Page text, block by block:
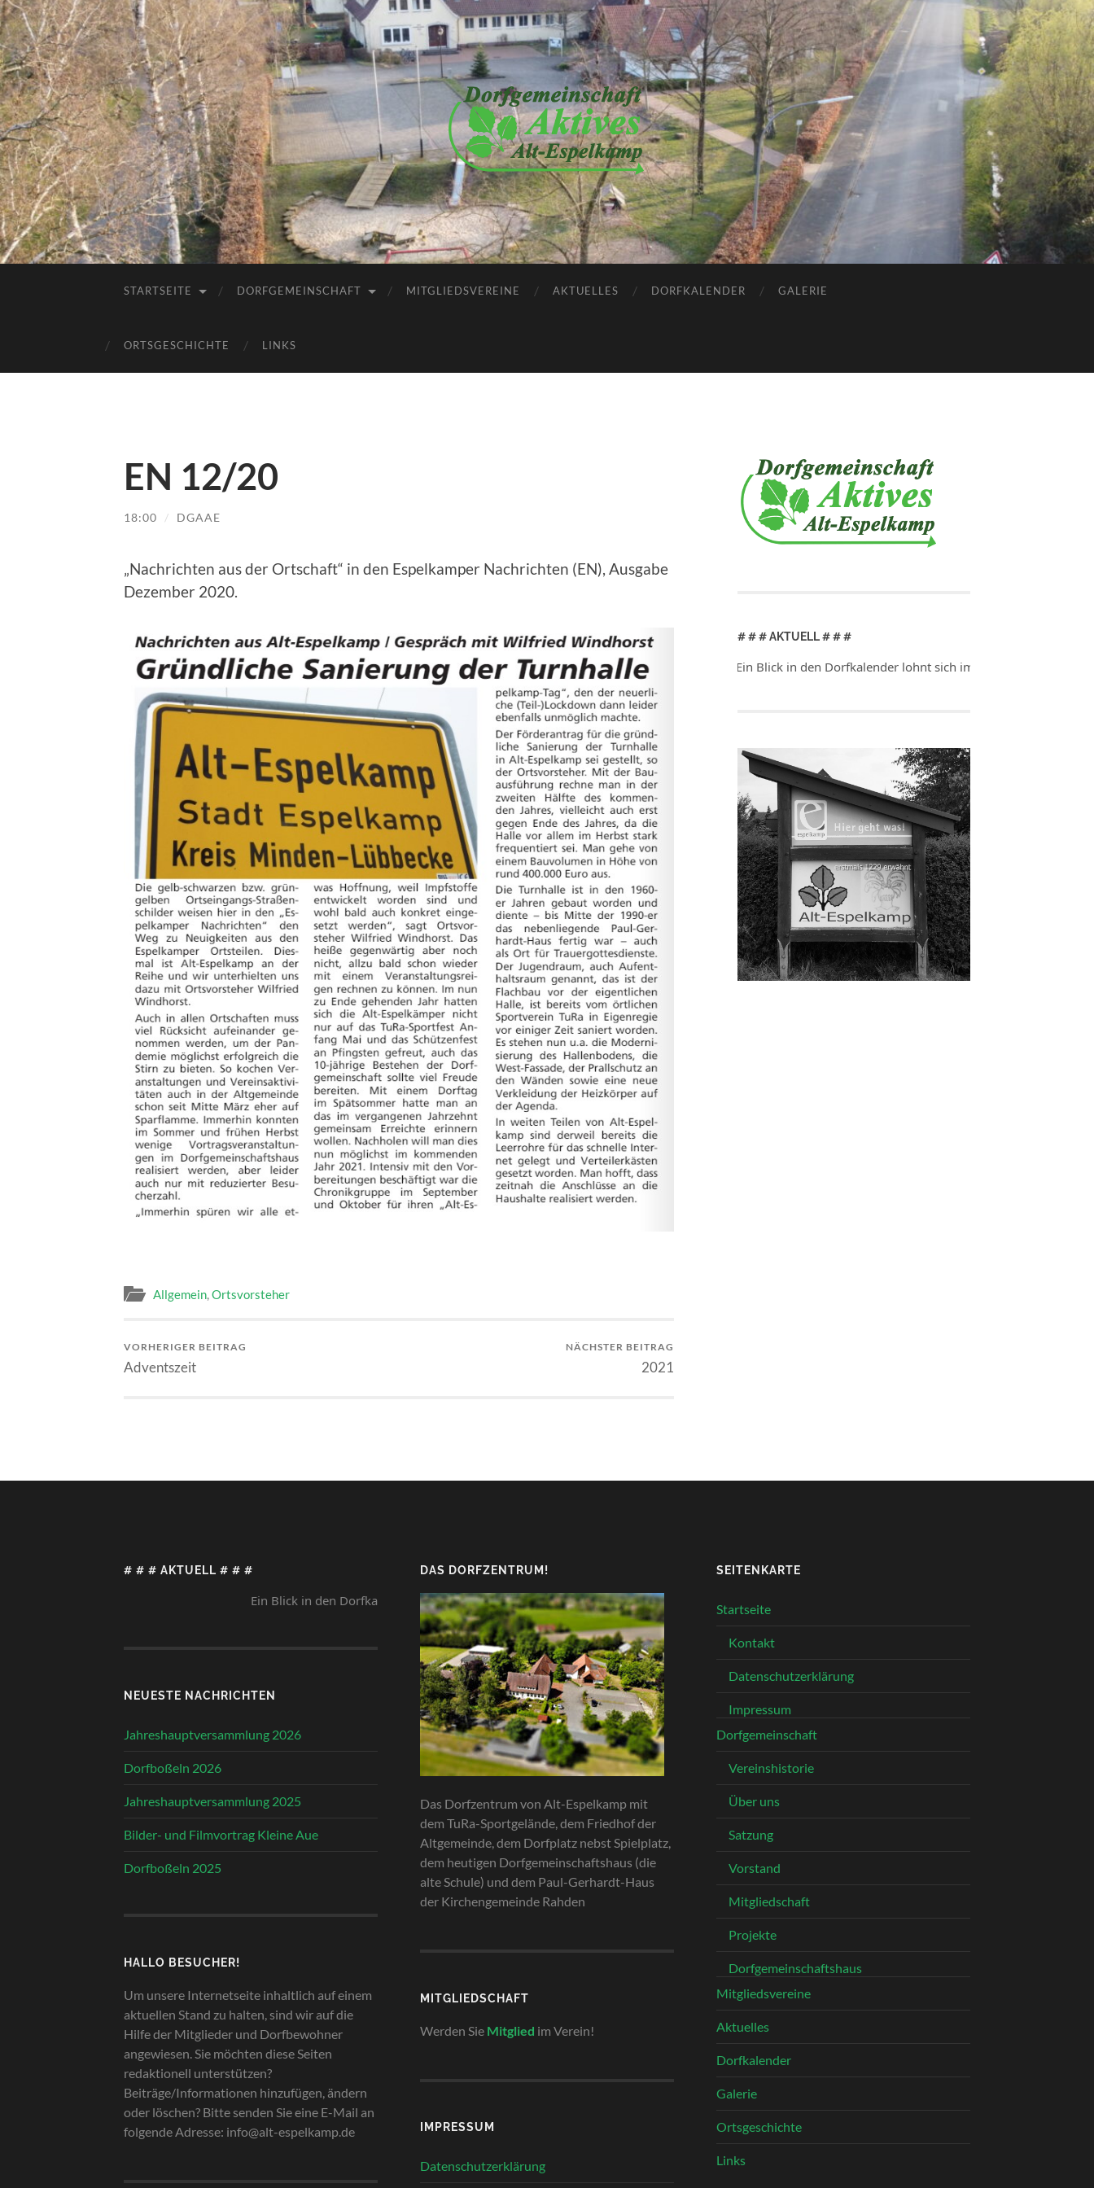
Dorfgemeinschaft
Aktives
Alt-
Espelkamp
e.V.
STARTSEITE DORFGEMEINSCHAFT MITGLIEDSVEREINE AKTUELLES DORFKALENDER GALERIE
ORTSGESCHICHTE LINKS
EN 12/20
18:00 / DGAAE
„Nachrichten aus der Ortschaft“ in den Espelkamper Nachrichten (EN), Ausgabe
Dezember 2020.
Allgemein Ortsvorsteher
VORHERIGER BEITRAG
Adventszeit
NÄCHSTER BEITRAG
2021
# # # AKTUELL # # #
Ein Blick in den Dorfkalender lohnt sich immer! Ein Blick in den
# # # AKTUELL # # #
Ein Blick in den Dorfkalender lohnt sich immer!
NEUESTE NACHRICHTEN
Jahreshauptversammlung 2026
Dorfboßeln 2026
Jahreshauptversammlung 2025
Bilder- und Filmvortrag Kleine Aue
Dorfboßeln 2025
HALLO BESUCHER!
Um unsere Internetseite inhaltlich auf einem
aktuellen Stand zu halten, sind wir auf die
Hilfe der Mitglieder und Dorfbewohner
angewiesen. Sie möchten diese Seiten
redaktionell unterstützen?
Beiträge/Informationen hinzufügen, ändern
oder löschen? Bitte senden Sie eine E-Mail an
folgende Adresse: info@alt-espelkamp.de
DAS DORFZENTRUM!
Das Dorfzentrum von Alt-Espelkamp mit
dem TuRa-Sportgelände, dem Friedhof der
Altgemeinde, dem Dorfplatz nebst Spielplatz,
dem heutigen Dorfgemeinschaftshaus (die
alte Schule) und dem Paul-Gerhardt-Haus
der Kirchengemeinde Rahden
MITGLIEDSCHAFT
Werden Sie Mitglied im Verein!
IMPRESSUM
Datenschutzerklärung
SEITENKARTE
Startseite
Kontakt
Datenschutzerklärung
Impressum
Dorfgemeinschaft
Vereinshistorie
Über uns
Satzung
Vorstand
Mitgliedschaft
Projekte
Dorfgemeinschaftshaus
Mitgliedsvereine
Aktuelles
Dorfkalender
Galerie
Ortsgeschichte
Links